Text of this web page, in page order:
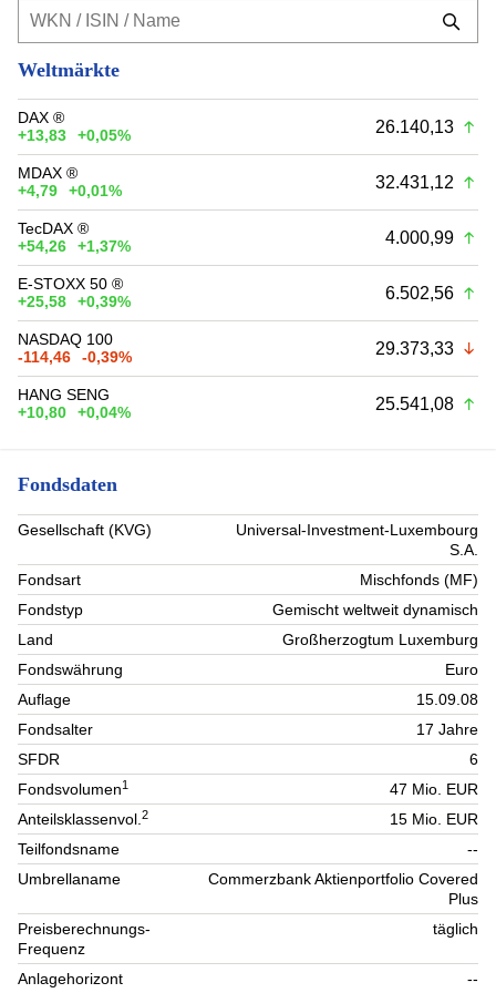
Weltmärkte
DAX ®
+13,83
+0,05% 26.140,13
MDAX ®
+4,79
+0,01% 32.431,12
TecDAX ®
+54,26
+1,37% 4.000,99
E-STOXX 50 ®
+25,58
+0,39% 6.502,56
NASDAQ 100
-114,46
-0,39% 29.373,33
HANG SENG
+10,80
+0,04% 25.541,08
Fondsdaten
Gesellschaft (KVG)
Universal-Investment-Luxembourg
S.A.
Fondsart
Mischfonds (MF)
Fondstyp
Gemischt weltweit dynamisch
Land
Großherzogtum Luxemburg
Fondswährung
Euro
Auflage
15.09.08
Fondsalter
17 Jahre
SFDR
6
Fondsvolumen1
47 Mio. EUR
Anteilsklassenvol.2
15 Mio. EUR
Teilfondsname
--
Umbrellaname
Commerzbank Aktienportfolio Covered
Plus
Preisberechnungs-
Frequenz
täglich
Anlagehorizont --